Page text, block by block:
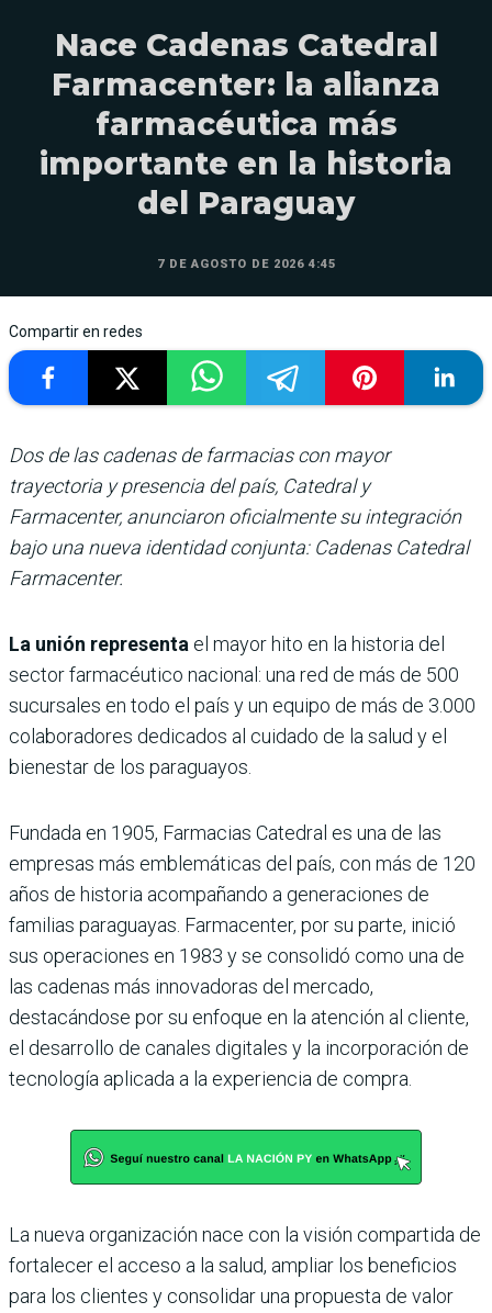
Nace Cadenas Catedral
Farmacenter: la alianza
farmacéutica más
importante en la historia
del Paraguay
7 DE AGOSTO DE 2026 4:45
Compartir en redes
Dos de las cadenas de farmacias con mayor
trayectoria y presencia del país, Catedral y
Farmacenter, anunciaron oficialmente su integración
bajo una nueva identidad conjunta: Cadenas Catedral
Farmacenter.
La unión representa el mayor hito en la historia del
sector farmacéutico nacional: una red de más de 500
sucursales en todo el país y un equipo de más de 3.000
colaboradores dedicados al cuidado de la salud y el
bienestar de los paraguayos.
Fundada en 1905, Farmacias Catedral es una de las
empresas más emblemáticas del país, con más de 120
años de historia acompañando a generaciones de
familias paraguayas. Farmacenter, por su parte, inició
sus operaciones en 1983 y se consolidó como una de
las cadenas más innovadoras del mercado,
destacándose por su enfoque en la atención al cliente,
el desarrollo de canales digitales y la incorporación de
tecnología aplicada a la experiencia de compra.
La nueva organización nace con la visión compartida de
fortalecer el acceso a la salud, ampliar los beneficios
para los clientes y consolidar una propuesta de valor